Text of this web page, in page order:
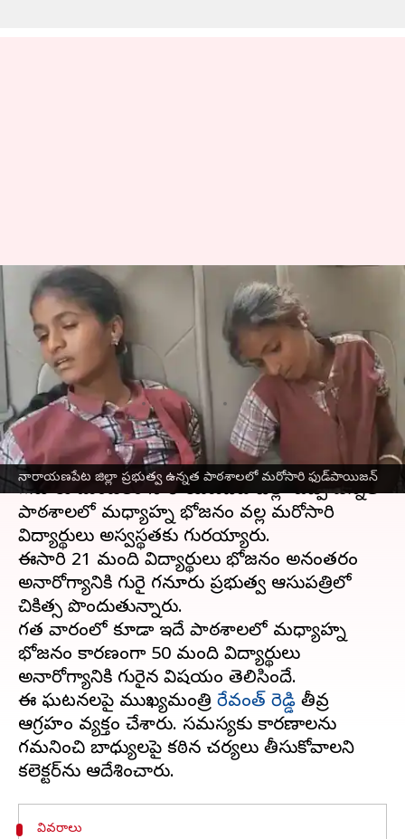
నారాయణపేట జిల్లా ప్రభుత్వ ఉన్నత పాఠశాలలో మరోసారి ఫుడ్‌పాయిజన్‌
Telangana: నారాయణపేట జిల్లా
ప్రభుత్వ ఉన్నత పాఠశాలలో
మరోసారి ఫుడ్‌పాయిజన్‌.. 21
మందికి అస్వస్థత
వ్రాసిన వారు Sirish Praharaju Nov 26, 2024 05:35 pm
ఈ వార్తాకథనం ఏంటి
మాగనూరు మండలం నారాయణపేట జిల్లా జడ్పీ ఉన్నత
పాఠశాలలో మధ్యాహ్న భోజనం వల్ల మరోసారి
విద్యార్థులు అస్వస్థతకు గురయ్యారు.
ఈసారి 21 మంది విద్యార్థులు భోజనం అనంతరం
అనారోగ్యానికి గురై మాగనూరు ప్రభుత్వ ఆసుపత్రిలో
చికిత్స పొందుతున్నారు.
గత వారంలో కూడా ఇదే పాఠశాలలో మధ్యాహ్న
భోజనం కారణంగా 50 మంది విద్యార్థులు
అనారోగ్యానికి గురైన విషయం తెలిసిందే.
ఈ ఘటనలపై ముఖ్యమంత్రి రేవంత్ రెడ్డి తీవ్ర
ఆగ్రహం వ్యక్తం చేశారు. సమస్యకు కారణాలను
గమనించి బాధ్యులపై కఠిన చర్యలు తీసుకోవాలని
వివరాలు